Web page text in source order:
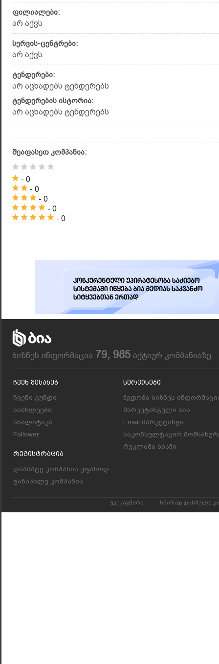
ფილიალები:
არ აქვს
სერვის-ცენტრები:
არ აქვს
ტენდერები:
არ აცხადებს ტენდერებს
ტენდერების ისტორია:
არ აცხადებს ტენდერებს
შეაფასეთ კომპანია:
- 0
- 0
- 0
- 0
- 0
ბიზნეს ინფორმაცია 79, 985 აქტიურ კომპანიაზე
Ჩვენ Შესახებ
ჩვენი გუნდი
სიახლეები
ანალიტიკა
Follower
Რეგისტრაცია
დაამატე კომპანია უფასოდ
განაახლე კომპანია
Სერვისები
წვდომა ბიზნეს
მარკეტინგული სია
Email მარკეტინგი
საკონსულტაციო
რეკლამა ბიაში
უკუკავშირი ხშირად დასმული